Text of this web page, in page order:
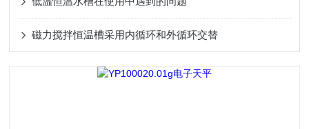
磁力搅拌恒温槽采用内循环和外循环交替